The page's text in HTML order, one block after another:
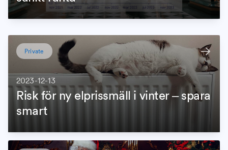
Private
2023-12-13
Risk för ny elprissmäll i vinter – spara
smart